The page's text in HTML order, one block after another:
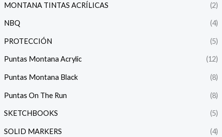
MONTANA TINTAS ACRÍLICAS (2)
NBQ (4)
PROTECCIÓN (5)
Puntas Montana Acrylic (12)
Puntas Montana Black (8)
Puntas On The Run (8)
SKETCHBOOKS (5)
SOLID MARKERS (4)